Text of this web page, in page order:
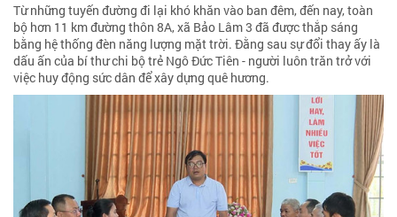
Từ những tuyến đường đi lại khó khăn vào ban đêm, đến nay, toàn
bộ hơn 11 km đường thôn 8A, xã Bảo Lâm 3 đã được thắp sáng
bằng hệ thống đèn năng lượng mặt trời. Đằng sau sự đổi thay ấy là
dấu ấn của bí thư chi bộ trẻ Ngô Đức Tiên - người luôn trăn trở với
việc huy động sức dân để xây dựng quê hương.